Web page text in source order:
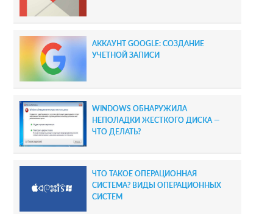
d
e
b
a
r
АККАУНТ GOOGLE: СОЗДАНИЕ
УЧЕТНОЙ ЗАПИСИ
WINDOWS ОБНАРУЖИЛА
НЕПОЛАДКИ ЖЕСТКОГО ДИСКА —
ЧТО ДЕЛАТЬ?
ЧТО ТАКОЕ ОПЕРАЦИОННАЯ
СИСТЕМА? ВИДЫ ОПЕРАЦИОННЫХ
СИСТЕМ